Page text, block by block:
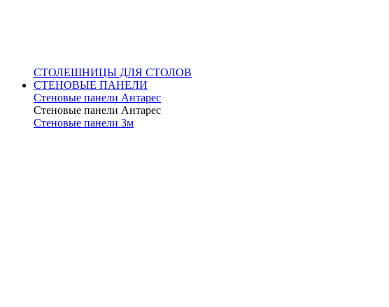
СТОЛЕШНИЦЫ ДЛЯ СТОЛОВ
СТЕНОВЫЕ ПАНЕЛИ
Стеновые панели Антарес
Стеновые панели Антарес
Стеновые панели 3м